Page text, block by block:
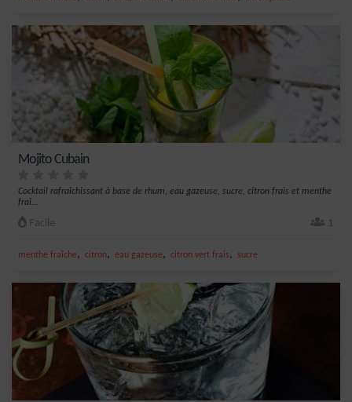
Mojito Cubain
Cocktail rafraîchissant à base de rhum, eau gazeuse, sucre, citron frais et menthe
fraî...
Facile 1
menthe fraîche, citron, eau gazeuse, citron vert frais, sucre